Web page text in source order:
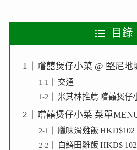
目錄
嚐囍煲仔小菜 @ 堅尼地
交通
米其林推薦 嚐囍煲仔
嚐囍煲仔小菜 菜單
臘味滑雞飯
白鱔田雞飯 HKD$